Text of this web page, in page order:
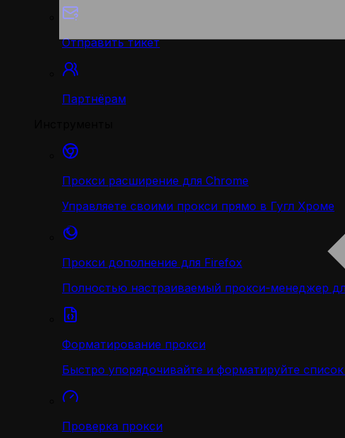
Отправить тикет
Партнёрам
Прокси расширение для Chrome
Управляете своими прокси прямо в Гугл Хроме
Прокси дополнение для Firefox
Полностью настраиваемый прокси-менеджер
Форматирование прокси
Быстро упорядочивайте и форматируйте
Проверка прокси